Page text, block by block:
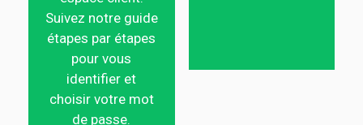
Suivez notre guide
étapes par étapes
pour vous
identifier et
choisir votre mot
de passe.